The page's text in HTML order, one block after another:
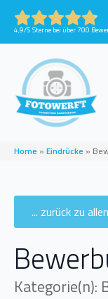
4,9/5 Sterne bei über 700
Home » Eindrücke »
... zurück zu
Kategorie(n):